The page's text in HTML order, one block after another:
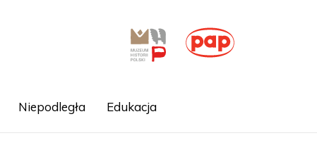
Niepodległa Edukacja